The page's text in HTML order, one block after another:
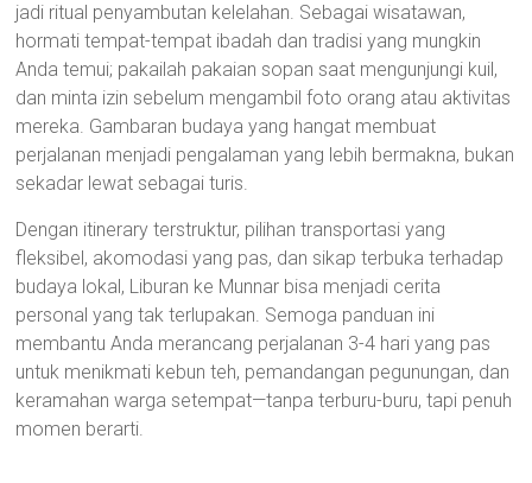
jadi ritual penyambutan kelelahan. Sebagai wisatawan,
hormati tempat-tempat ibadah dan tradisi yang mungkin
Anda temui; pakailah pakaian sopan saat mengunjungi kuil,
dan minta izin sebelum mengambil foto orang atau aktivitas
mereka. Gambaran budaya yang hangat membuat
perjalanan menjadi pengalaman yang lebih bermakna, bukan
sekadar lewat sebagai turis.
Dengan itinerary terstruktur, pilihan transportasi yang
fleksibel, akomodasi yang pas, dan sikap terbuka terhadap
budaya lokal, Liburan ke Munnar bisa menjadi cerita
personal yang tak terlupakan. Semoga panduan ini
membantu Anda merancang perjalanan 3-4 hari yang pas
untuk menikmati kebun teh, pemandangan pegunungan, dan
keramahan warga setempat—tanpa terburu-buru, tapi penuh
momen berarti.